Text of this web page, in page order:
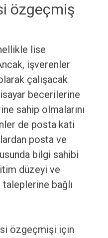
özgeçmiş
lise
işverenler
çalışacak
becerilerine
sahip olmalarını
de posta kati
posta ve
bilgi sahibi
düzeyi ve
bağlı
özgeçmişi için